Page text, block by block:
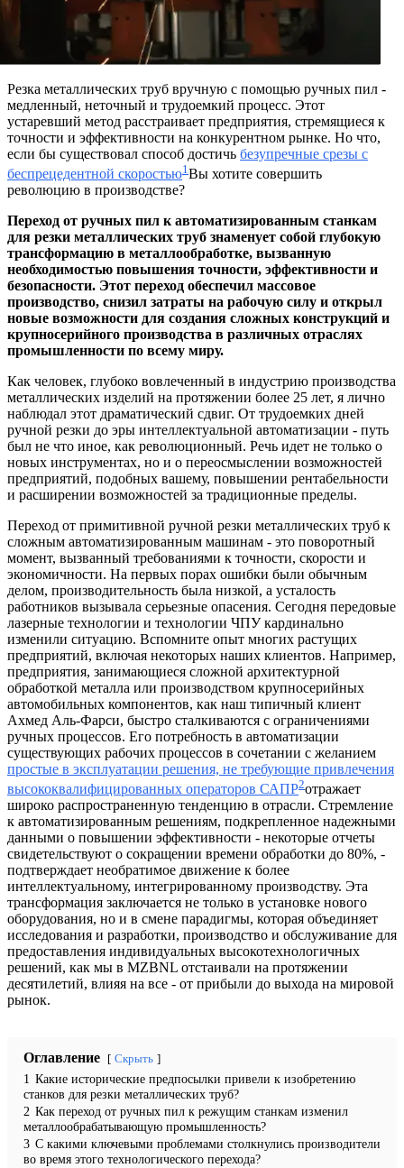
Резка металлических труб вручную с помощью ручных пил -
медленный, неточный и трудоемкий процесс. Этот
устаревший метод расстраивает предприятия, стремящиеся к
точности и эффективности на конкурентном рынке. Но что,
если бы существовал способ достичь безупречные срезы с
беспрецедентной скоростью1 Вы хотите совершить
революцию в производстве?
Переход от ручных пил к автоматизированным станкам
для резки металлических труб знаменует собой глубокую
трансформацию в металлообработке, вызванную
необходимостью повышения точности, эффективности и
безопасности. Этот переход обеспечил массовое
производство, снизил затраты на рабочую силу и открыл
новые возможности для создания сложных конструкций и
крупносерийного производства в различных отраслях
промышленности по всему миру.
Как человек, глубоко вовлеченный в индустрию производства
металлических изделий на протяжении более 25 лет, я лично
наблюдал этот драматический сдвиг. От трудоемких дней
ручной резки до эры интеллектуальной автоматизации - путь
был не что иное, как революционный. Речь идет не только о
новых инструментах, но и о переосмыслении возможностей
предприятий, подобных вашему, повышении рентабельности
и расширении возможностей за традиционные пределы.
Переход от примитивной ручной резки металлических труб к
сложным автоматизированным машинам - это поворотный
момент, вызванный требованиями к точности, скорости и
экономичности. На первых порах ошибки были обычным
делом, производительность была низкой, а усталость
работников вызывала серьезные опасения. Сегодня передовые
лазерные технологии и технологии ЧПУ кардинально
изменили ситуацию. Вспомните опыт многих растущих
предприятий, включая некоторых наших клиентов. Например,
предприятия, занимающиеся сложной архитектурной
обработкой металла или производством крупносерийных
автомобильных компонентов, как наш типичный клиент
Ахмед Аль-Фарси, быстро сталкиваются с ограничениями
ручных процессов. Его потребность в автоматизации
существующих рабочих процессов в сочетании с желанием
простые в эксплуатации решения, не требующие привлечения
высококвалифицированных операторов САПР2отражает
широко распространенную тенденцию в отрасли. Стремление
к автоматизированным решениям, подкрепленное надежными
данными о повышении эффективности - некоторые отчеты
свидетельствуют о сокращении времени обработки до 80%, -
подтверждает необратимое движение к более
интеллектуальному, интегрированному производству. Эта
трансформация заключается не только в установке нового
оборудования, но и в смене парадигмы, которая объединяет
исследования и разработки, производство и обслуживание для
предоставления индивидуальных высокотехнологичных
решений, как мы в MZBNL отстаивали на протяжении
десятилетий, влияя на все - от прибыли до выхода на мировой
рынок.
Оглавление Скрыть
1 Какие исторические предпосылки привели к изобретению
станков для резки металлических труб?
2 Как переход от ручных пил к режущим станкам изменил
металлообрабатывающую промышленность?
3 С какими ключевыми проблемами столкнулись производители
во время этого технологического перехода?